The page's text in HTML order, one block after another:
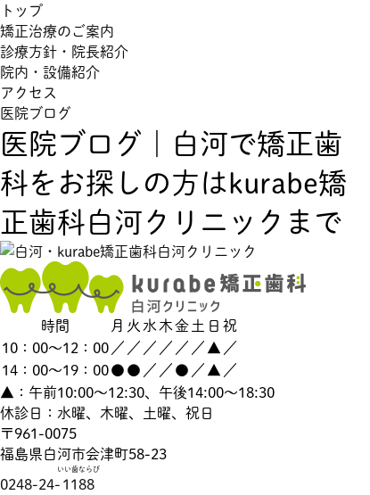
トップ
矯正治療のご案内
診療方針・院長紹介
院内・設備紹介
アクセス
医院ブログ
医院ブログ｜白河で矯正歯
科をお探しの方はkurabe矯
正歯科白河クリニックまで
時間 月 火水木金土 日 祝
10：00～12：00／ ／ ／ ／ ／ ／▲ ／
14：00～19：00●● ／ ／● ／▲ ／
▲：午前10:00～12:30、午後14:00～18:30
休診日：水曜、木曜、土曜、祝日
〒961-0075
福島県白河市会津町58-23
0248-24-1188
いい歯ならび